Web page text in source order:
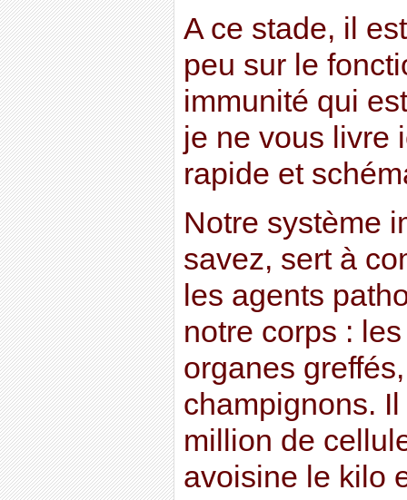
A ce stade, il
peu sur le
immunité qui
je ne vous livre
rapide et
Notre système
savez, sert à
les agents
notre corps :
organes
champignons. Il
million de
avoisine le kilo